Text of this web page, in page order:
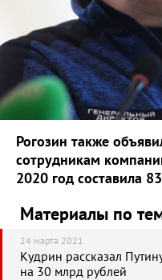
Рогозин также
сотрудникам
2020 год составила
Материалы по
24 марта 2021
Кудрин рассказал
на 30 млрд рублей